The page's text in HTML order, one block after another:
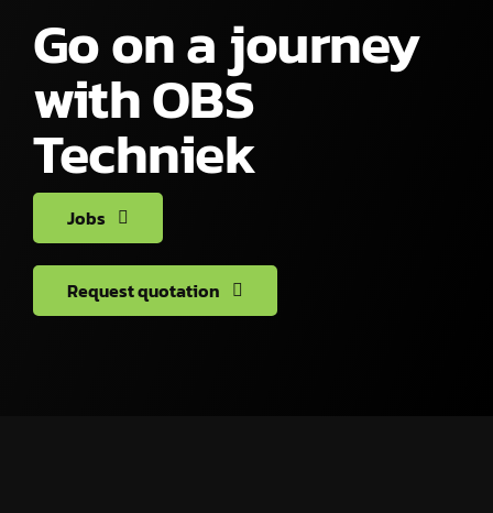
Go on a journey
with OBS
Techniek
Jobs
Request quotation